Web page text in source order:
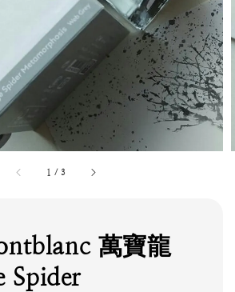
1 /3
萬寶龍
Spider